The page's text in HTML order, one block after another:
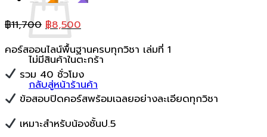
ไม่มีสินค้าในตะกร้า
กลับสู่หน้าร้านค้า
฿11,700 Original
price
was:
฿11,700.
฿8,500
is:
คอร์สออนไลน์พื้นฐานครบทุกวิชา เล่มที่ 1
รวม 40 ชั่วโมง
ข้อสอบปิดคอร์สพร้อมเฉลยอย่างละเอียดทุกวิชา
เหมาะสำหรับน้องชั้นป.5